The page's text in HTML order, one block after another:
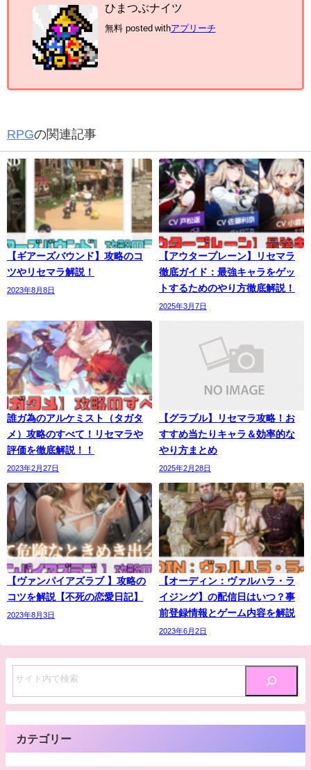
ひまつぶナイツ
無料 posted withアプリーチ
RPGの関連記事
【ギアーズバウンド】攻略のコ
ツやリセマラ解説！
2023年8月8日
【アウタープレーン】リセマラ
徹底ガイド：最強キャラをゲッ
トするためのやり方徹底解説！
2025年3月7日
誰ガ為のアルケミスト（タガタ
メ）攻略のすべて！リセマラや
評価を徹底解説！！
2023年2月27日
【グラブル】リセマラ攻略！お
すすめ当たりキャラ＆効率的な
やり方まとめ
2025年2月28日
【ヴァンパイアズラブ 】攻略の
コツを解説【不死の恋愛日記】
2023年8月3日
【オーディン：ヴァルハラ・ラ
イジング】の配信日はいつ？事
前登録情報とゲーム内容を解説
2023年6月2日
カテゴリー